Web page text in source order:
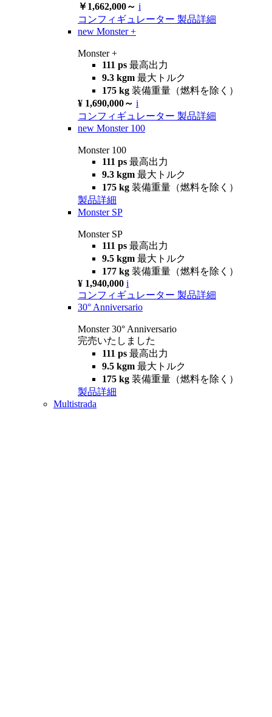
￥1,662,000～ i
コンフィギュレーター 製品詳細
new Monster +
Monster +
111 ps 最高出力
9.3 kgm 最大トルク
175 kg 装備重量（燃料を除く）
¥ 1,690,000～ i
コンフィギュレーター 製品詳細
new Monster 100
Monster 100
111 ps 最高出力
9.3 kgm 最大トルク
175 kg 装備重量（燃料を除く）
製品詳細
Monster SP
Monster SP
111 ps 最高出力
9.5 kgm 最大トルク
177 kg 装備重量（燃料を除く）
¥ 1,940,000 i
コンフィギュレーター 製品詳細
30° Anniversario
Monster 30° Anniversario
完売いたしました
111 ps 最高出力
9.5 kgm 最大トルク
175 kg 装備重量（燃料を除く）
製品詳細
Multistrada